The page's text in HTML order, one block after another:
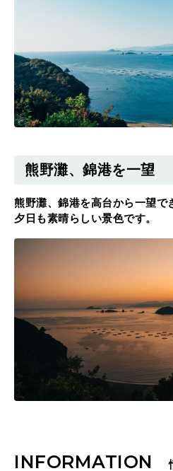
熊野灘、錦港を一望
熊野灘、錦港を高台から一望で
夕日も素晴らしい景色です。
INFORMATION